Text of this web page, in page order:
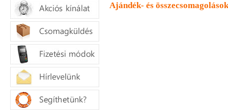
Ajándék- és összecsomagolások